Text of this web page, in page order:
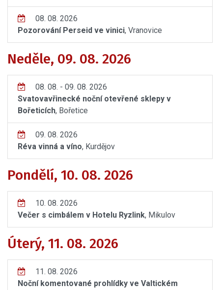
08. 08. 2026
Pozorování Perseid ve vinici, Vranovice
Neděle, 09. 08. 2026
08. 08. - 09. 08. 2026
Svatovavřinecké noční otevřené sklepy v
Bořeticích, Bořetice
09. 08. 2026
Réva vinná a víno, Kurdějov
Pondělí, 10. 08. 2026
10. 08. 2026
Večer s cimbálem v Hotelu Ryzlink, Mikulov
Úterý, 11. 08. 2026
11. 08. 2026
Noční komentované prohlídky ve Valtickém